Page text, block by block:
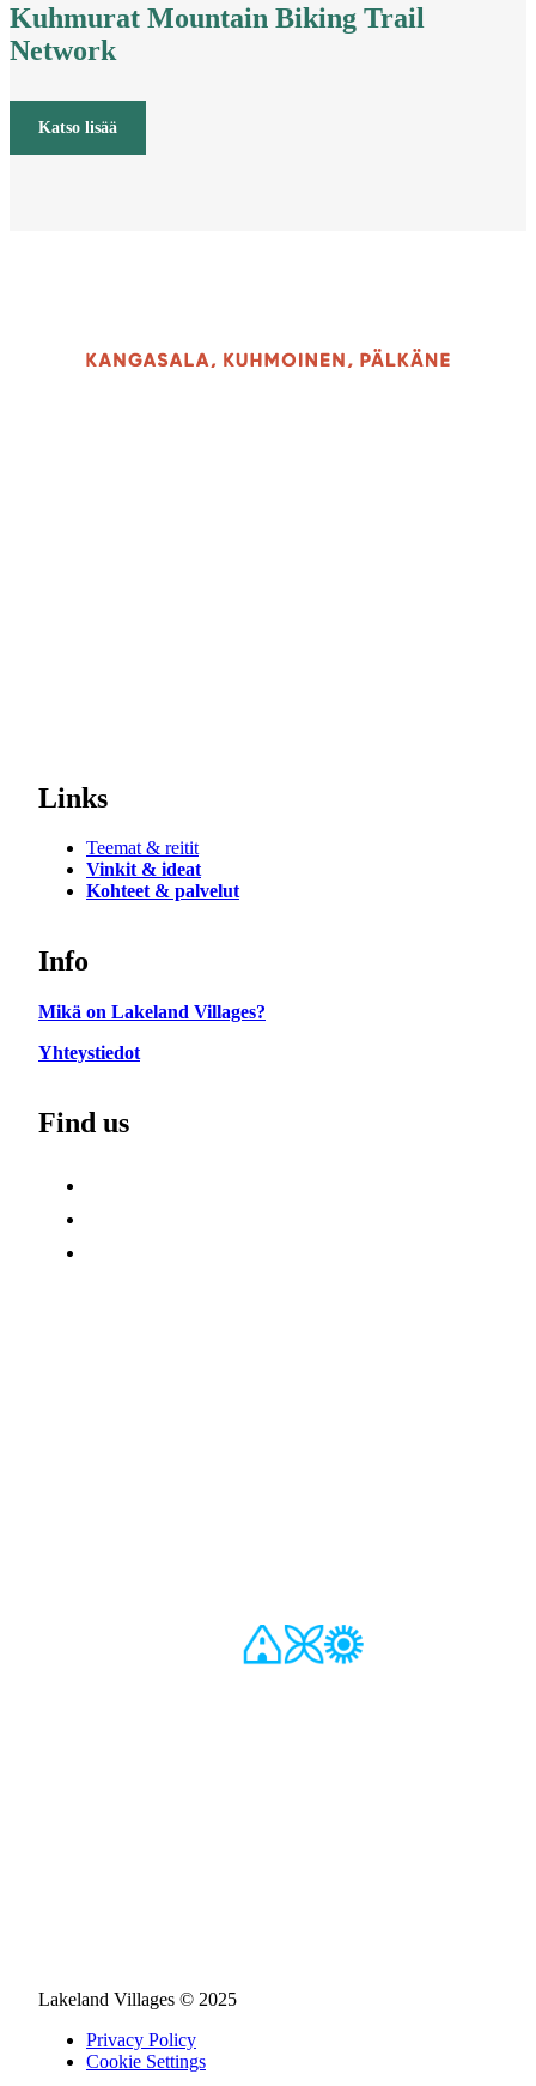
Kuhmurat Mountain Biking Trail
Network
Katso lisää
Links
Teemat & reitit
Vinkit & ideat
Kohteet & palvelut
Info
Mikä on Lakeland Villages?
Yhteystiedot
Find us
Lakeland Villages © 2025
Privacy Policy
Cookie Settings